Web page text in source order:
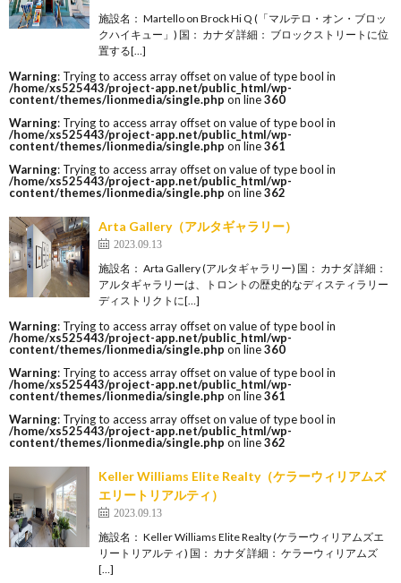
施設名： Martello on Brock Hi Q (「マルテロ・オン・ブロッ
クハイキュー」) 国： カナダ 詳細： ブロックストリートに位
置する[…]
Warning: Trying to access array offset on value of type bool in
/home/xs525443/project-app.net/public_html/wp-
content/themes/lionmedia/single.php on line360
Warning: Trying to access array offset on value of type bool in
/home/xs525443/project-app.net/public_html/wp-
content/themes/lionmedia/single.php on line361
Warning: Trying to access array offset on value of type bool in
/home/xs525443/project-app.net/public_html/wp-
content/themes/lionmedia/single.php on line362
Arta Gallery（アルタギャラリー）
2023.09.13
施設名： Arta Gallery (アルタギャラリー) 国： カナダ 詳細：
アルタギャラリーは、トロントの歴史的なディスティラリー
ディストリクトに[…]
Warning: Trying to access array offset on value of type bool in
/home/xs525443/project-app.net/public_html/wp-
content/themes/lionmedia/single.php on line360
Warning: Trying to access array offset on value of type bool in
/home/xs525443/project-app.net/public_html/wp-
content/themes/lionmedia/single.php on line361
Warning: Trying to access array offset on value of type bool in
/home/xs525443/project-app.net/public_html/wp-
content/themes/lionmedia/single.php on line362
Keller Williams Elite Realty（ケラーウィリアムズ
エリートリアルティ）
2023.09.13
施設名： Keller Williams Elite Realty (ケラーウィリアムズエ
リートリアルティ) 国： カナダ 詳細： ケラーウィリアムズ
[…]